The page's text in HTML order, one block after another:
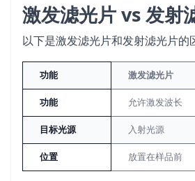
激发滤光片 vs 发射
以下是激发滤光片和发射滤光片的
功能 激发滤光片
功能 允许激发波长
目标光源 入射光源
位置 放置在样品前